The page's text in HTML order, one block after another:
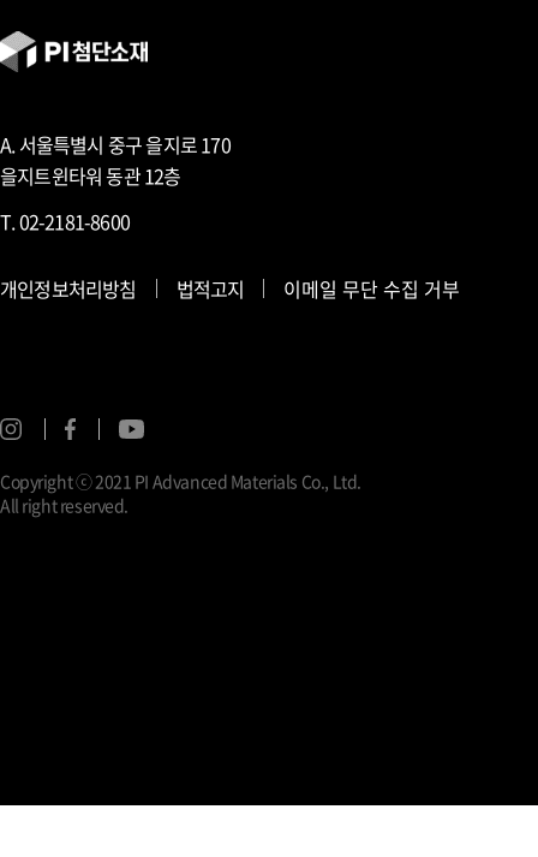
A. 서울특별시 중구 을지로 170
을지트윈타워 동관 12층
T. 02-2181-8600
개인정보처리방침 법적고지 이메일 무단 수집 거부
Copyright ⓒ 2021 PI Advanced Materials Co., Ltd.
All right reserved.